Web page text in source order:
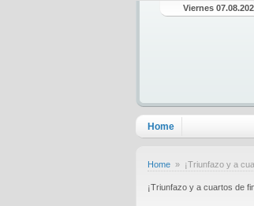
Viernes 07.08.2026
Home
Home » ¡Triunfazo y a
¡Triunfazo y a cuartos de